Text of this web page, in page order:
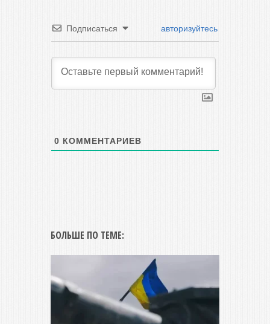
Подписаться авторизуйтесь
0 КОММЕНТАРИЕВ
БОЛЬШЕ ПО ТЕМЕ: